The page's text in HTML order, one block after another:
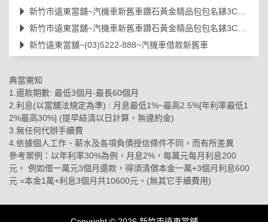
新竹市遠東當舖~汽機車新舊車鑽石黃金精品包包名錶3C借款等
新竹市遠東當舖~汽機車新舊車鑽石黃金精品包包名錶3C借款等
新竹遠東當舖~(03)5222-888~汽機車借款新舊車
典當需知
1.還款期數: 最低3個月-最長60個月
2.利息(以當舖法規定為準) : 月息最低1%~最高2.5%[年利率最低1
2%最高30%] (提早結清以日計算，無違約金)
3.無任何代辦手續費
4.依據個人工作、薪水及各項負債授信條件不同，而有所差異
參考案例：以年利率30%為例，月息2%，每萬元每月利息200
元。 例如借一萬元3個月還款，得須清償本金一萬+3個月利息600
元 =本金1萬+利息3個月共10600元。(無其它手續費用)